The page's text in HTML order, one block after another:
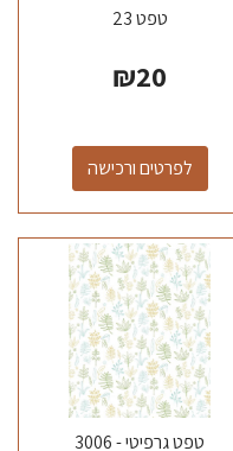
טפט 23
₪20
לפרטים ורכישה
טפט גרפיטי - 3006